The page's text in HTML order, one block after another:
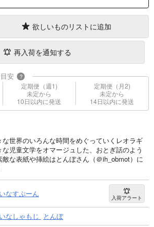
欲しいものリストに追加
再入荷を通知する
安 ?
定期便（週1)
未定から
10日以内に発送
定期便（月2)
未定から
14日以内に発送
世界のいろんな時間をめぐっていくレオラギ
児童文学をオマージュした、おとぎ話のよう
な表紙や挿絵はとんぼさん（＠ih_obmot）に
なすぷーん 入荷アラート
なしゃもじ
とんぼ